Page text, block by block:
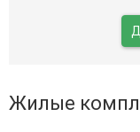
Жилые